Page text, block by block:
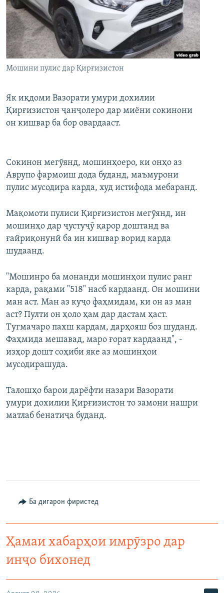
ГУЗОРИШҲОИ РАДИОӢ
Русский
ПАЙГИРӢ КУНЕД
Ҳамаи сомонаҳои RFE/RL
Мошини пулис дар Қирғизистон
Як иқдоми Вазорати умури дохилии
Қирғизистон ҷанҷолеро дар миёни сокинони
он кишвар ба бор овардааст.
Сокинон мегӯянд, мошинҳоеро, ки онҳо аз
Аврупо фармоиш дода буданд, маъмурони
пулис мусодира карда, худ истифода мебаранд.
Мақомоти пулиси Қирғизистон мегӯянд, ин
мошинҳо дар ҷустуҷӯ қарор доштанд ва
ғайриқонунӣ ба ин кишвар ворид карда
шудаанд.
"Мошинро ба монанди мошинҳои пулис ранг
карда, рақами "518" насб кардаанд. Он мошини
ман аст. Ман аз куҷо фаҳмидам, ки он аз ман
аст? Пулти он ҳоло ҳам дар дастам ҳаст.
Тугмачаро пахш кардам, дарҳояш боз шуданд.
Фаҳмида мешавад, маро ғорат кардаанд", -
изҳор дошт соҳиби яке аз мошинҳои
мусодирашуда.
Талошҳо барои дарёфти назари Вазорати
умури дохилии Қирғизистон то замони нашри
матлаб бенатиҷа буданд.
Ба дигарон фиристед
Ҳамаи хабарҳои имрӯзро дар
инҷо бихонед